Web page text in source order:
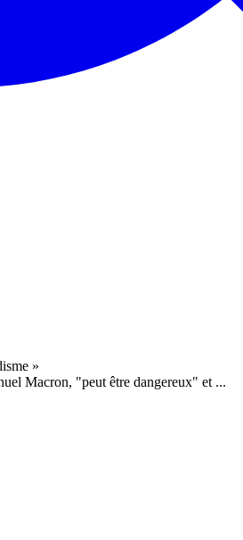
Macron, "peut être dangereux" et ...